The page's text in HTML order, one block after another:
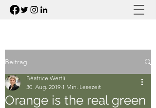
Beitrag
Orange is the real green
Béatrice Wertli
30. Aug. 2019 1 Min. Lesezeit